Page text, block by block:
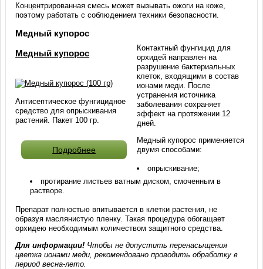
Концентрированная смесь может вызывать ожоги на коже,
поэтому работать с соблюдением техники безопасности.
Медный купорос
Медный купорос
Антисептическое фунгицидное
средство для опрыскивания
растений. Пакет 100 гр.
Подробнее
Контактный фунгицид для
орхидей направлен на
разрушение бактериальных
клеток, входящими в состав
ионами меди. После
устранения источника
заболевания сохраняет
эффект на протяжении 12
дней.
Медный купорос применяется
двумя способами:
опрыскивание;
протирание листьев ватным диском, смоченным в
растворе.
Препарат полностью впитывается в клетки растения, не
образуя маслянистую пленку. Такая процедура обогащает
орхидею необходимым количеством защитного средства.
Для информации! Чтобы не допустить перенасыщения
цветка ионами меди, рекомендовано проводить обработку в
период весна-лето.